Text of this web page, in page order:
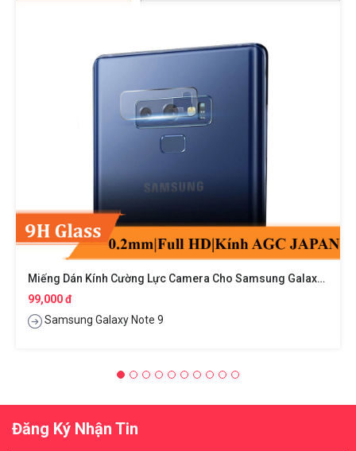
Miếng Dán Kính Cường Lực Camera Cho Samsung Galaxy Note 9 Hiệu HOTCASE
99,000 đ
Samsung Galaxy Note 9
Đăng Ký Nhận Tin